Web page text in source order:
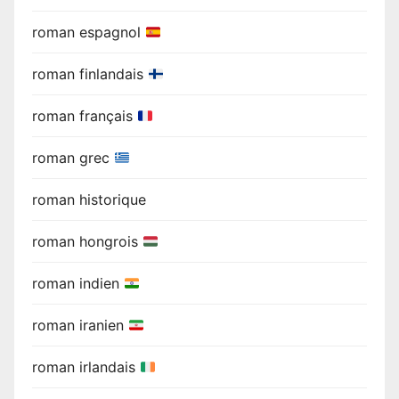
roman espagnol
roman finlandais
roman français
roman grec
roman historique
roman hongrois
roman indien
roman iranien
roman irlandais